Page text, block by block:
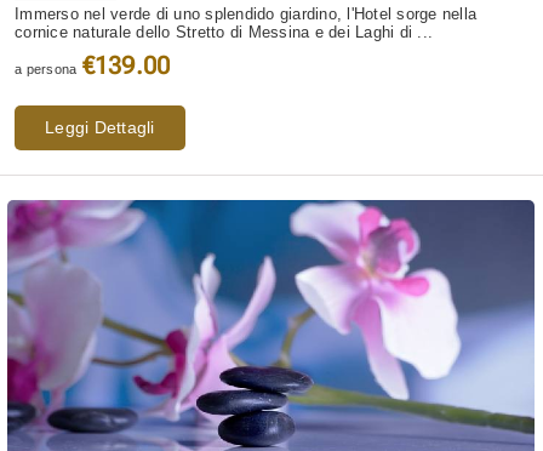
Immerso nel verde di uno splendido giardino, l'Hotel sorge nella
cornice naturale dello Stretto di Messina e dei Laghi di ...
a persona €139.00
Leggi Dettagli